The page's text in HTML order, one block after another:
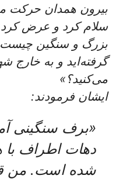
بيرون همدان حركت
سلام كرد و عرض كرد:
بزرگ و سنگين
گرفته‌‏ايد و به خارج
می‌‏كنيد؟»
ايشان فرمودند:
«برف سنگينى
دهات اطراف
شده است. من